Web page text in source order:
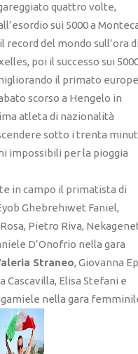
quattro volte,
sui 5000 a
record del mondo sull’ora di
poi il successo sui
il primato
scorso a Hengelo in
atleta di nazionalità
sotto i trenta
impossibili per la pioggia
in campo il primatista di
Ghebrehiwet Faniel,
Pietro Riva,
D’Onofrio nella gara
Straneo, Giovanna
Cascavilla, Elisa Stefani e
nella gara